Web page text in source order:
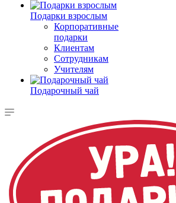
Подарки взрослым
Корпоративные
подарки
Клиентам
Сотрудникам
Учителям
Подарочный чай